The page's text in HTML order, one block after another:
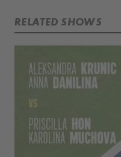
RELATED SHOWS